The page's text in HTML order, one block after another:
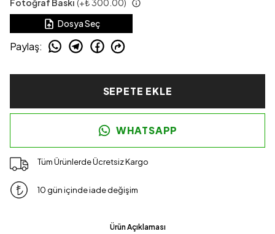
Fotoğraf Baskı (+₺ 300.00)
Dosya Seç
Paylaş:
SEPETE EKLE
WHATSAPP
Tüm Ürünlerde Ücretsiz Kargo
10 gün içinde iade değişim
Ürün Açıklaması